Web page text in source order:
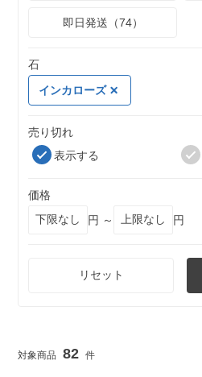
即日発送（74）
石
インカローズ
売り切れ
表示する
価格
円 ～
円
リセット
82